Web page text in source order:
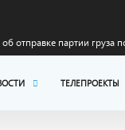
Карачаево-Черкесия
ТЕЛЕПРОЕКТЫ